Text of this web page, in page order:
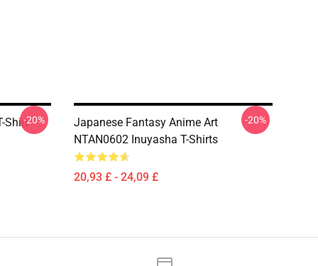
Shirt-20%
Japanese Fantasy Anime Art
NTAN0602 Inuyasha T-Shirts
20,93 £ - 24,09 £
-20%